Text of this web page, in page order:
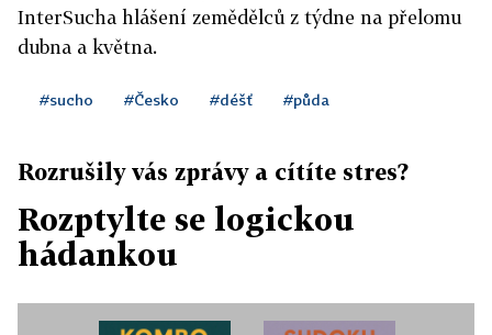
InterSucha hlášení zemědělců z týdne na přelomu
dubna a května.
#sucho #Česko #déšť #půda
Rozrušily vás zprávy a cítíte stres?
Rozptylte se logickou
hádankou